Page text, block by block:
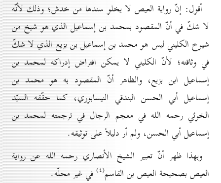
أقول: إنّ رواية العيص لا يخلو سندها من خدش؛ وذلك لأنّه
لا شكّ في أنّ المقصود بمحمد بن إسماعيل الذي هو شيخ من
شيوخ الكليني ليس هو محمد بن إسماعيل بن بزيع الذي لا شكّ
في وثاقته؛ لأنّ الكليني لا يمكن افتراض إدراكه لمحمد بن
إسماعيل ابن بزيع، والظاهر أنّ المقصود به هو محمد بن
إسماعيل أبي الحسن البندقي النيسابوري، كما حقّقه السيّد
الخوئي رحمه الله في معجم الرجال في ترجمته لمحمد بن
إسماعيل أبي الحسن، ولم أر دليلاً على توثيقه.
وبهذا ظهر أنّ تعبير الشيخ الأنصاري رحمه الله عن رواية
العيص بصحيحة العيص بن القاسم(٤)
في غير محلّه.